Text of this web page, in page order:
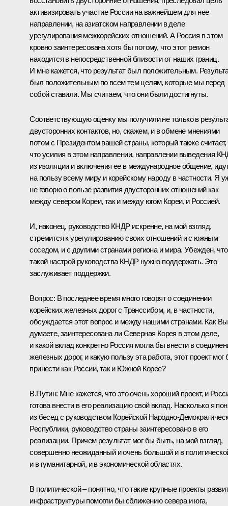
активизировать участие России на важнейшем для нее
направлении, на азиатском направлении в деле
урегулирования межкорейских отношений. А Россия в этом
кровно заинтересована хотя бы потому, что этот регион
находится в непосредственной близости от наших границ.
И мне кажется, что результат был положительным.
был положительным по всем тем целям, которые мы перед
собой ставили. Мы считаем, что они были достигнуты.
Соответствующую оценку мы получили не только в
двусторонних контактов, но, скажем, и в обмене мнениями
потом с Президентом вашей страны, который также считает,
что усилия в этом направлении, направлении выведения
из изоляции и включения ее в международное общение,
на пользу всему миру и корейскому народу в частности. Я
не говорю о пользе развития двусторонних отношений как
между севером Кореи, так и между югом Кореи, и Россией.
И, наконец, руководство КНДР искренне, на мой взгляд,
стремится к урегулированию своих отношений и с южным
соседом, и с другими странами региона и мира. Убежден, что
такой настрой руководства КНДР нужно поддержать. Это
заслуживает поддержки.
Вопрос: В последнее время много говорят о соединении
корейских железных дорог с Транссибом, и, в частности,
обсуждается этот вопрос и между нашими странами. Как Вы
думаете, заинтересована ли Северная Корея в этом деле,
и какой вклад конкретно Россия могла бы внести в
железных дорог, и какую пользу эта работа, этот проект мог
принести как России, так и Южной Корее?
В.Путин: Мне кажется, что это очень хороший проект, и
готова внести в его реализацию свой вклад. Насколько я
из бесед с руководством Корейской Народно-
Республики, руководство страны заинтересовано в его
реализации. Причем результат мог бы быть, на мой взгляд,
совершенно неожиданный и очень большой и в
и в гуманитарной, и в экономической областях.
В политической – понятно, что такие крупные проекты
инфраструктуры помогли бы сближению севера и юга,